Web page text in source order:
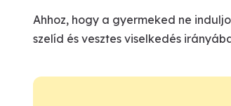
Ahhoz, hogy a gyermeked ne
szelíd és vesztes viselkedés